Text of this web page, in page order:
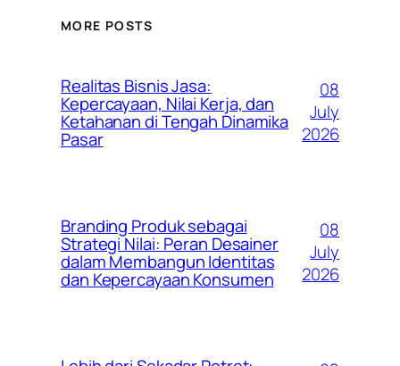
MORE POSTS
Realitas Bisnis Jasa:
Kepercayaan, Nilai Kerja, dan
Ketahanan di Tengah Dinamika
Pasar
08
July
2026
Branding Produk sebagai
Strategi Nilai: Peran Desainer
dalam Membangun Identitas
dan Kepercayaan Konsumen
08
July
2026